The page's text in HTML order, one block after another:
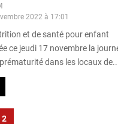
2022 à 17:01
et de santé pour enfant
ce jeudi 17 novembre la
dans les locaux de...
2